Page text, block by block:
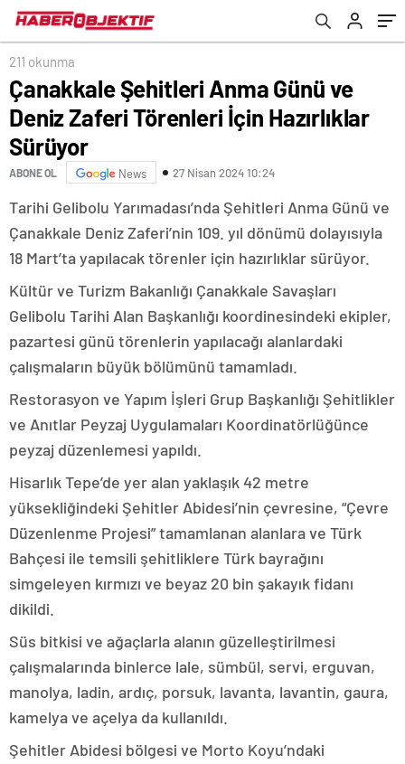
211 okunma
Çanakkale Şehitleri Anma Günü ve
Deniz Zaferi Törenleri İçin Hazırlıklar
Sürüyor
ABONE OL News 27 Nisan 2024 10:24
Tarihi Gelibolu Yarımadası’nda Şehitleri Anma Günü ve
Çanakkale Deniz Zaferi’nin 109. yıl dönümü dolayısıyla
18 Mart’ta yapılacak törenler için hazırlıklar sürüyor.
Kültür ve Turizm Bakanlığı Çanakkale Savaşları
Gelibolu Tarihi Alan Başkanlığı koordinesindeki ekipler,
pazartesi günü törenlerin yapılacağı alanlardaki
çalışmaların büyük bölümünü tamamladı.
Restorasyon ve Yapım İşleri Grup Başkanlığı Şehitlikler
ve Anıtlar Peyzaj Uygulamaları Koordinatörlüğünce
peyzaj düzenlemesi yapıldı.
Hisarlık Tepe’de yer alan yaklaşık 42 metre
yüksekliğindeki Şehitler Abidesi’nin çevresine, “Çevre
Düzenlenme Projesi” tamamlanan alanlara ve Türk
Bahçesi ile temsili şehitliklere Türk bayrağını
simgeleyen kırmızı ve beyaz 20 bin şakayık fidanı
dikildi.
Süs bitkisi ve ağaçlarla alanın güzelleştirilmesi
çalışmalarında binlerce lale, sümbül, servi, erguvan,
manolya, ladin, ardıç, porsuk, lavanta, lavantin, gaura,
kamelya ve açelya da kullanıldı.
Şehitler Abidesi bölgesi ve Morto Koyu’ndaki